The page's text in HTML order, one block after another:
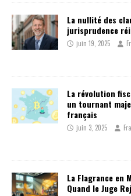
La nullité des
jurisprudence
juin 19, 2025
La révolution
un tournant
français
juin 3, 2025
La Flagrance en
Quand le Juge